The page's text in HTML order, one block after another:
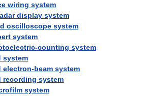
wiring system
display system
oscilloscope system
system
counting system
system
beam system
recording system
system